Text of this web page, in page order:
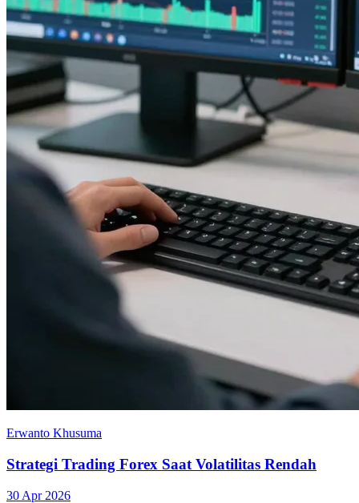
Erwanto Khusuma
Strategi Trading Forex Saat Volatilitas Rendah
30 Apr 2026